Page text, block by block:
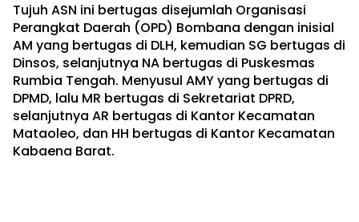
Tujuh ASN ini bertugas disejumlah Organisasi
Perangkat Daerah (OPD) Bombana dengan inisial
AM yang bertugas di DLH, kemudian SG bertugas di
Dinsos, selanjutnya NA bertugas di Puskesmas
Rumbia Tengah. Menyusul AMY yang bertugas di
DPMD, lalu MR bertugas di Sekretariat DPRD,
selanjutnya AR bertugas di Kantor Kecamatan
Mataoleo, dan HH bertugas di Kantor Kecamatan
Kabaena Barat.